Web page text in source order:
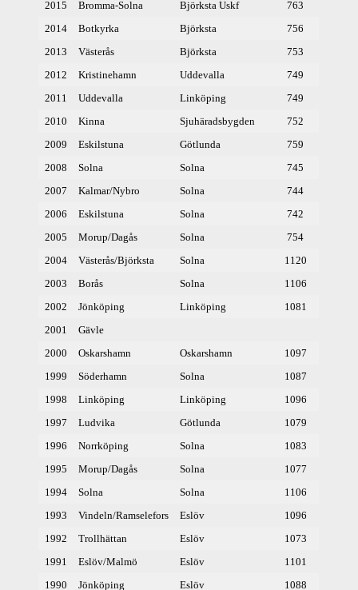
2015
Bromma-Solna Björksta Uskf
763
2014
Botkyrka Björksta
756
2013
Västerås Björksta
753
2012
Kristinehamn Uddevalla
749
2011
Uddevalla Linköping
749
2010
Kinna Sjuhäradsbygden
752
2009
Eskilstuna Götlunda
759
2008
Solna Solna
745
2007
Kalmar/Nybro Solna
744
2006
Eskilstuna Solna
742
2005
Morup/Dagås Solna
754
2004
Västerås/Björksta Solna
1120
2003
Borås Solna
1106
2002
Jönköping Linköping
1081
2001
Gävle
2000
Oskarshamn Oskarshamn
1097
1999
Söderhamn Solna
1087
1998
Linköping Linköping
1096
1997
Ludvika Götlunda
1079
1996
Norrköping Solna
1083
1995
Morup/Dagås Solna
1077
1994
Solna Solna
1106
1993
Vindeln/Ramselefors Eslöv
1096
1992
Trollhättan Eslöv
1073
1991
Eslöv/Malmö Eslöv
1101
1990
Jönköping Eslöv 1088